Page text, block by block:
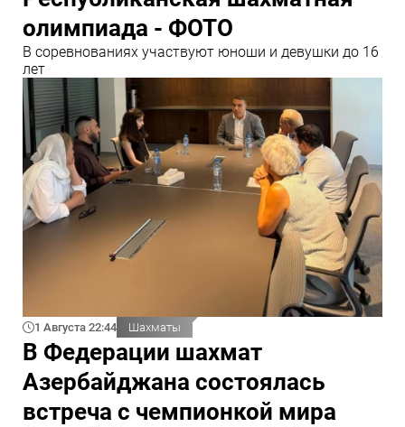
олимпиада - ФОТО
В соревнованиях участвуют юноши и девушки до 16
лет
1 Августа 22:44 Шахматы
В Федерации шахмат
Азербайджана состоялась
встреча с чемпионкой мира